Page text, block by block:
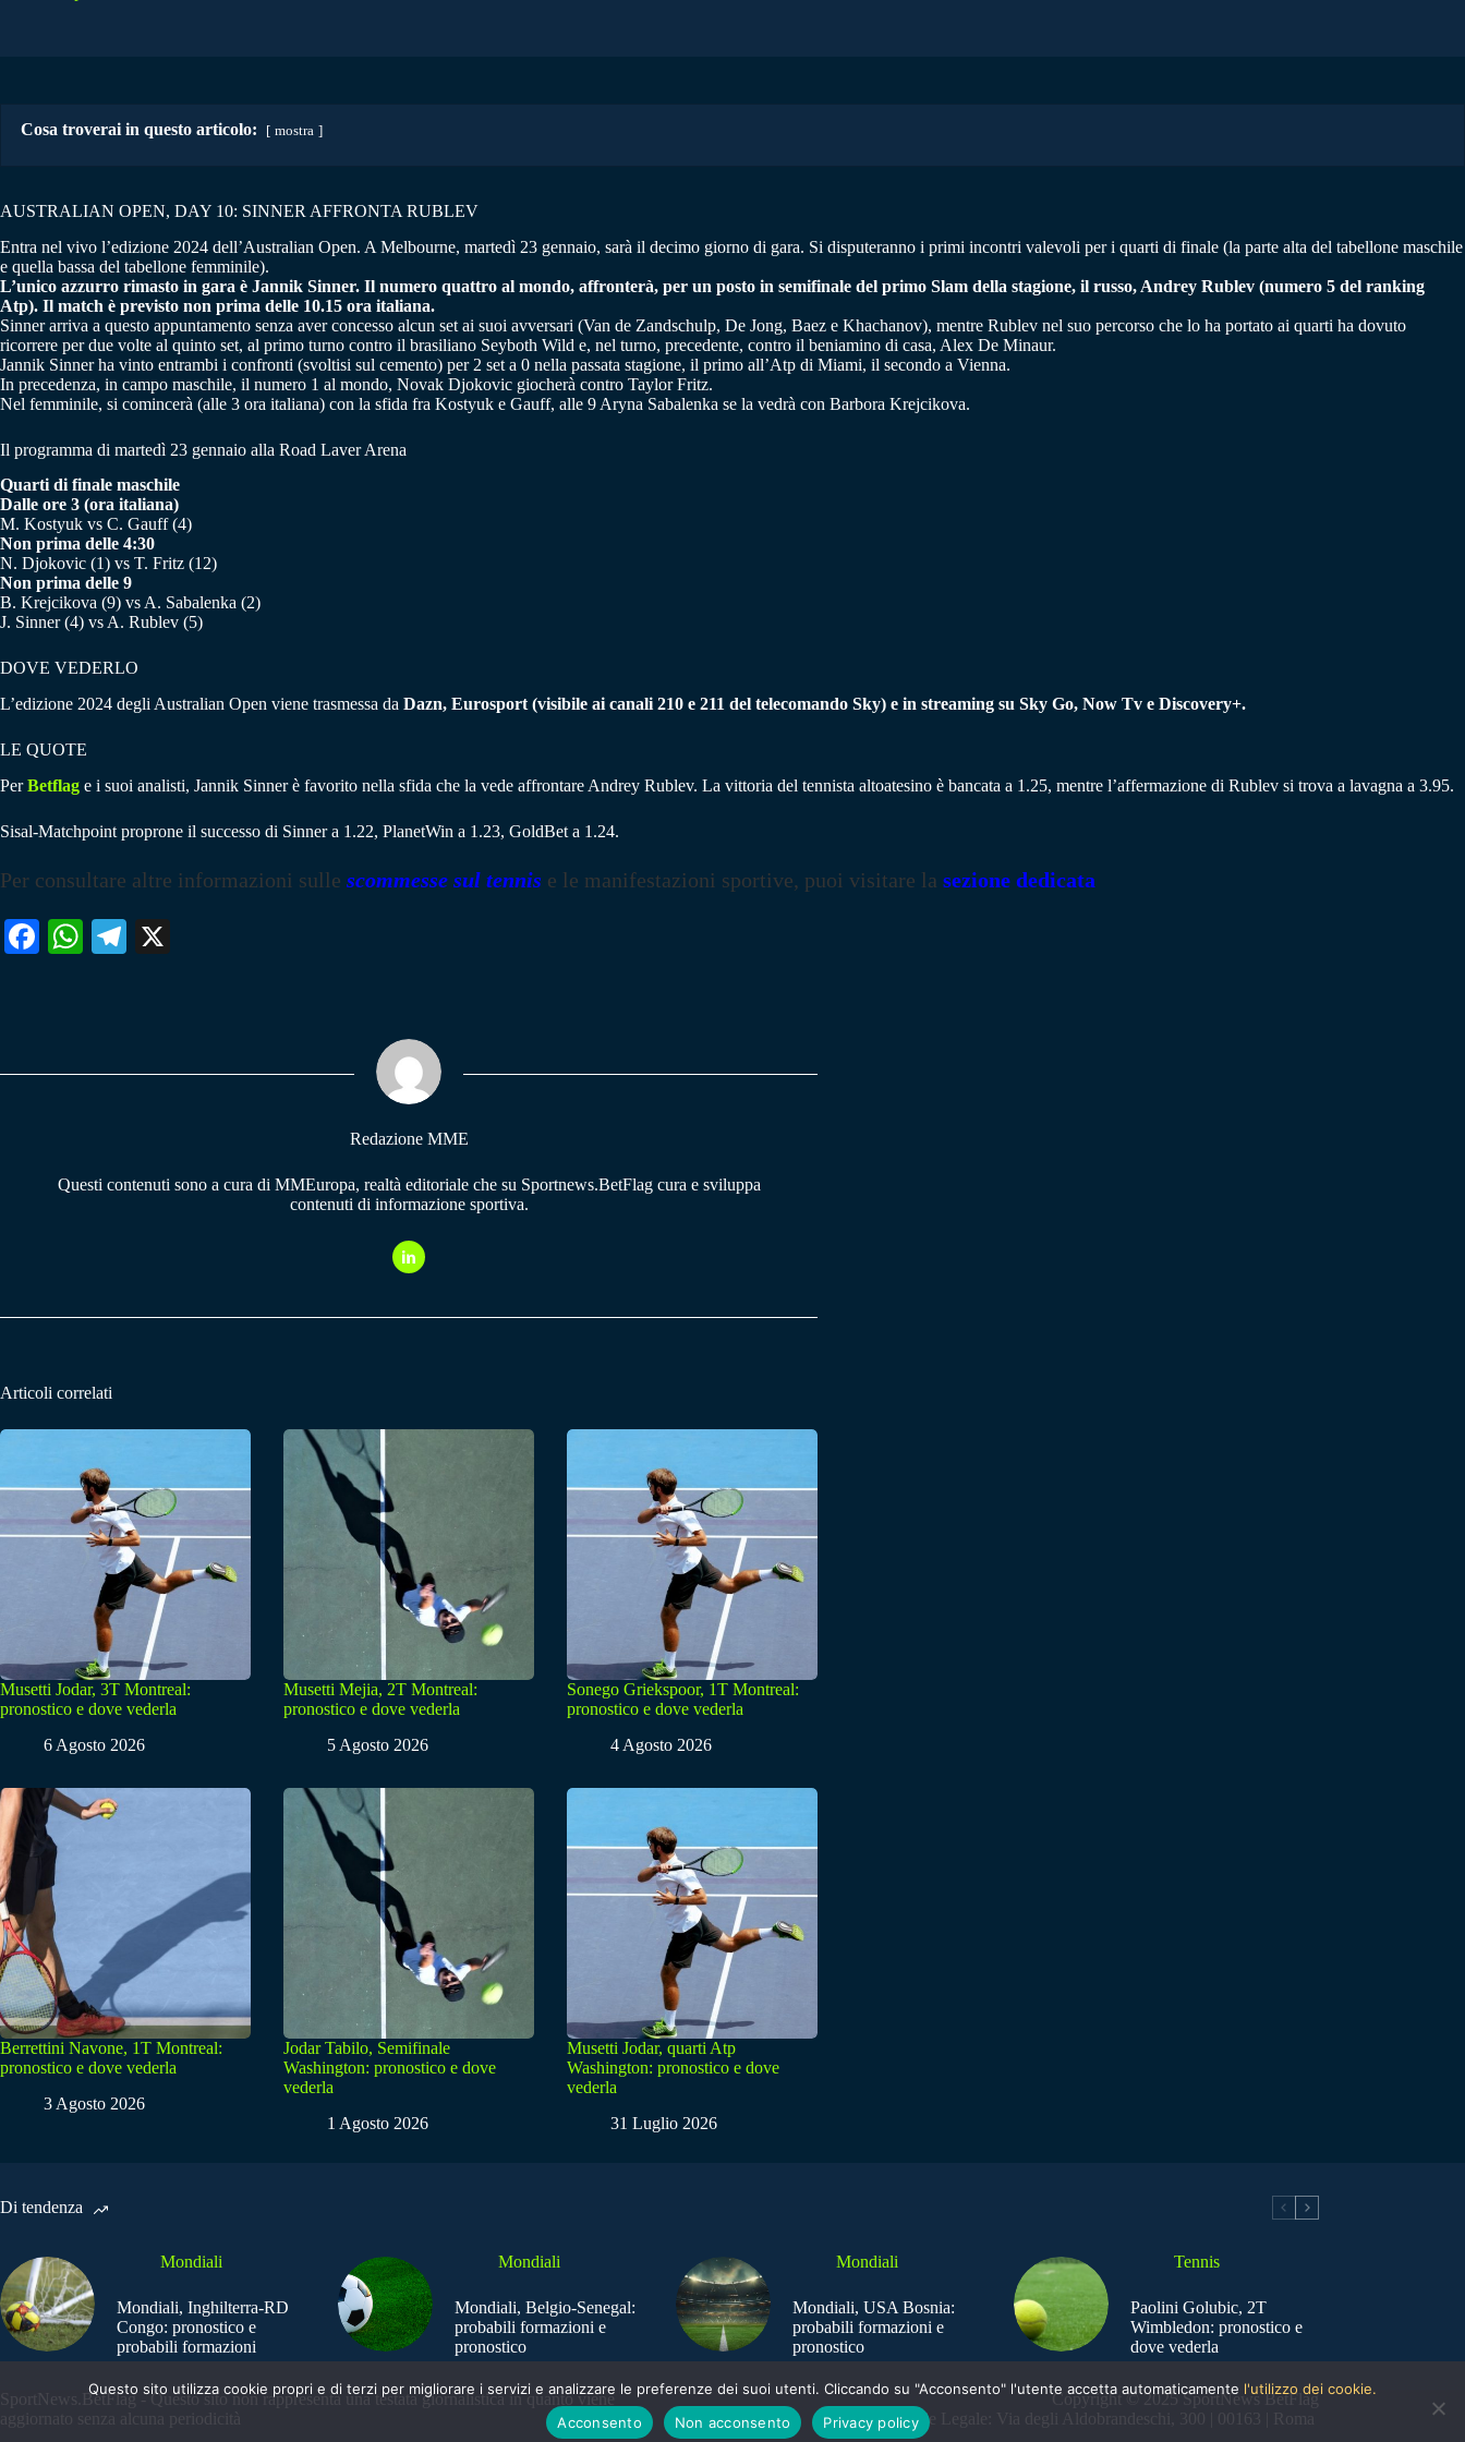
Cosa troverai in questo articolo: mostra
AUSTRALIAN OPEN, DAY 10: SINNER AFFRONTA RUBLEV
Entra nel vivo l’edizione 2024 dell’Australian Open. A Melbourne, martedì 23 gennaio, sarà il decimo giorno di gara. Si disputeranno i primi incontri valevoli per i quarti di finale (la parte alta del tabellone maschile
e quella bassa del tabellone femminile).
L’unico azzurro rimasto in gara è Jannik Sinner. Il numero quattro al mondo, affronterà, per un posto in semifinale del primo Slam della stagione, il russo, Andrey Rublev (numero 5 del ranking
Atp). Il match è previsto non prima delle 10.15 ora italiana.
Sinner arriva a questo appuntamento senza aver concesso alcun set ai suoi avversari (Van de Zandschulp, De Jong, Baez e Khachanov), mentre Rublev nel suo percorso che lo ha portato ai quarti ha dovuto
ricorrere per due volte al quinto set, al primo turno contro il brasiliano Seyboth Wild e, nel turno, precedente, contro il beniamino di casa, Alex De Minaur.
Jannik Sinner ha vinto entrambi i confronti (svoltisi sul cemento) per 2 set a 0 nella passata stagione, il primo all’Atp di Miami, il secondo a Vienna.
In precedenza, in campo maschile, il numero 1 al mondo, Novak Djokovic giocherà contro Taylor Fritz.
Nel femminile, si comincerà (alle 3 ora italiana) con la sfida fra Kostyuk e Gauff, alle 9 Aryna Sabalenka se la vedrà con Barbora Krejcikova.
Il programma di martedì 23 gennaio alla Road Laver Arena
Quarti di finale maschile
Dalle ore 3 (ora italiana)
M. Kostyuk vs C. Gauff (4)
Non prima delle 4:30
N. Djokovic (1) vs T. Fritz (12)
Non prima delle 9
B. Krejcikova (9) vs A. Sabalenka (2)
J. Sinner (4) vs A. Rublev (5)
DOVE VEDERLO
L’edizione 2024 degli Australian Open viene trasmessa da Dazn, Eurosport (visibile ai canali 210 e 211 del telecomando Sky) e in streaming su Sky Go, Now Tv e Discovery+.
LE QUOTE
PerBetflag e i suoi analisti, Jannik Sinner è favorito nella sfida che la vede affrontare Andrey Rublev. La vittoria del tennista altoatesino è bancata a 1.25, mentre l’affermazione di Rublev si trova a lavagna a 3.95.
Sisal-Matchpoint proprone il successo di Sinner a 1.22, PlanetWin a 1.23, GoldBet a 1.24.
Per consultare altre informazioni sulle scommesse sul tennis e le manifestazioni sportive, puoi visitare la sezione dedicata
Fa W
pp
Te
m
Redazione MME
Questi contenuti sono a cura di MMEuropa, realtà editoriale che su Sportnews.BetFlag cura e sviluppa
contenuti di informazione sportiva.
Articoli correlati
Musetti Jodar, 3T Montreal:
pronostico e dove vederla
6 Agosto 2026
Musetti Mejia, 2T Montreal:
pronostico e dove vederla
5 Agosto 2026
Sonego Griekspoor, 1T Montreal:
pronostico e dove vederla
4 Agosto 2026
Berrettini Navone, 1T Montreal:
pronostico e dove vederla
3 Agosto 2026
Jodar Tabilo, Semifinale
Washington: pronostico e dove
vederla
1 Agosto 2026
Musetti Jodar, quarti Atp
Washington: pronostico e dove
vederla
31 Luglio 2026
Di tendenza
Mondiali
Mondiali, Inghilterra-RD
Congo: pronostico e
probabili formazioni
Mondiali
Mondiali, Belgio-Senegal:
probabili formazioni e
pronostico
Mondiali
Mondiali, USA Bosnia:
probabili formazioni e
pronostico
Tennis
Paolini Golubic, 2T
Wimbledon: pronostico e
dove vederla
SportNews.BetFlag - Questo sito non rappresenta una testata giornalistica in quanto viene
aggiornato senza alcuna periodicità
Copyright © 2025 SportNews BetFlag
Sede Legale: Via degli Aldobrandeschi, 300 | 00163 | Roma
Questo sito utilizza cookie propri e di terzi per migliorare i servizi e analizzare le preferenze dei suoi utenti. Cliccando su "Acconsento" l'utente accetta automaticamente l'utilizzo dei cookie.
Acconsento
Non acconsento Privacy policy